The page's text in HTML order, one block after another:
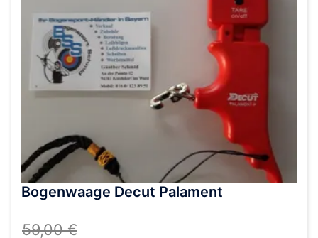
Bogenwaage Decut Palament
59,00€